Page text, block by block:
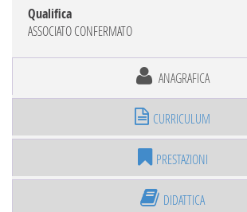
Qualifica
ASSOCIATO CONFERMATO
ANAGRAFICA
CURRICULUM
PRESTAZIONI
DIDATTICA